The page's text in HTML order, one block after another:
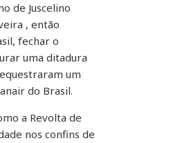
de Juscelino
, então
fechar o
uma ditadura
um
do Brasil.
a Revolta de
nos confins de